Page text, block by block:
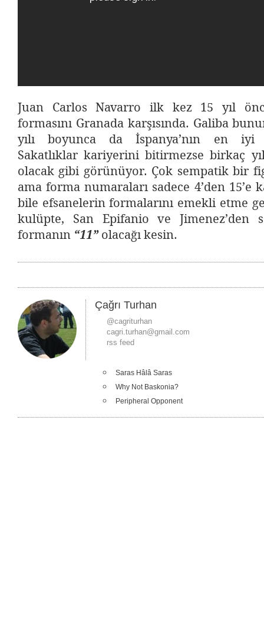
Juan Carlos Navarro ilk kez 15 yıl
formasını Granada karşısında. Galiba
yılı boyunca da İspanya’nın en iyi
Sakatlıklar kariyerini bitirmezse birkaç
olacak gibi görünüyor. Çok sempatik bir
ama forma numaraları sadece 4’den 15’e
bile efsanelerin formalarını emekli etme
kulüpte, San Epifanio ve Jimenez’den
formanın “11”olacağı kesin.
Çağrı Turhan
@cagriturhan
cagri.turhan@gmail.com
rss feed
Saras Hâlâ Saras
Why Not Baskonia?
Peripheral Opponent